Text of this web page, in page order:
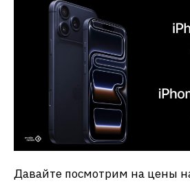
Давайте посмотрим на цены